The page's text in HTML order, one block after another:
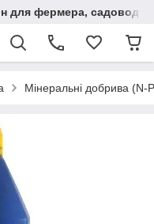
для фермера,
Мінеральні добрива (N-